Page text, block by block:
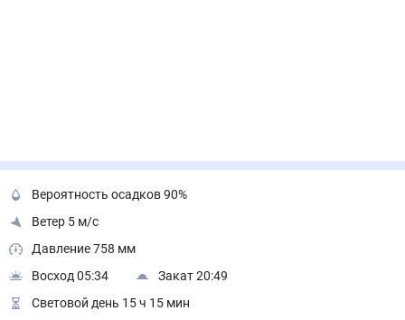
Вероятность осадков 90%
Ветер 5 м/с
Давление 758 мм
Восход 05:34
Закат 20:49
Световой день 15 ч 15 мин